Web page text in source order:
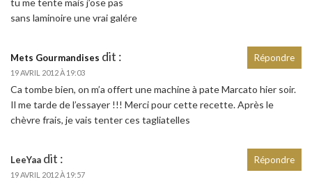
tu me tente mais j’ose pas
sans laminoire une vrai galére
Mets Gourmandises dit :
19 AVRIL 2012 À 19:03
Ca tombe bien, on m’a offert une machine à pate Marcato hier soir.
Il me tarde de l’essayer !!! Merci pour cette recette. Après le
chèvre frais, je vais tenter ces tagliatelles
Répondre
LeeYaa dit :
19 AVRIL 2012 À 19:57
Répondre